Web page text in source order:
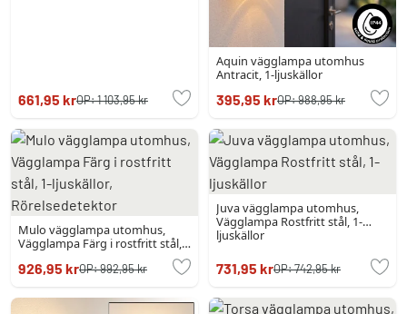
661,95 krOP:1 103,95 kr
Aquin vägglampa utomhus
Antracit, 1-ljuskällor
395,95 krOP:988,95 kr
Mulo vägglampa utomhus,
Vägglampa Färg i rostfritt stål,
926,95 krOP:992,95 kr
Juva vägglampa utomhus,
Vägglampa Rostfritt stål, 1-
ljuskällor
731,95 krOP:742,95 kr